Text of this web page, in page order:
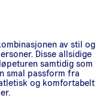
av stil og
Disse allsidige
samtidig som
smal passform fra
og komfortabelt